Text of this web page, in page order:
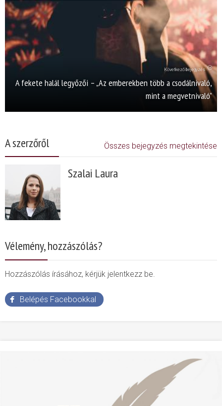
Következő bejegyzés
A fekete halál legyőzői – „Az emberekben több a csodálnivaló,
mint a megvetnivaló”
A szerzőről Összes bejegyzés megtekintése
Szalai Laura
Vélemény, hozzászólás?
Hozzászólás írásához, kérjük jelentkezz be.
Belépés Facebookkal